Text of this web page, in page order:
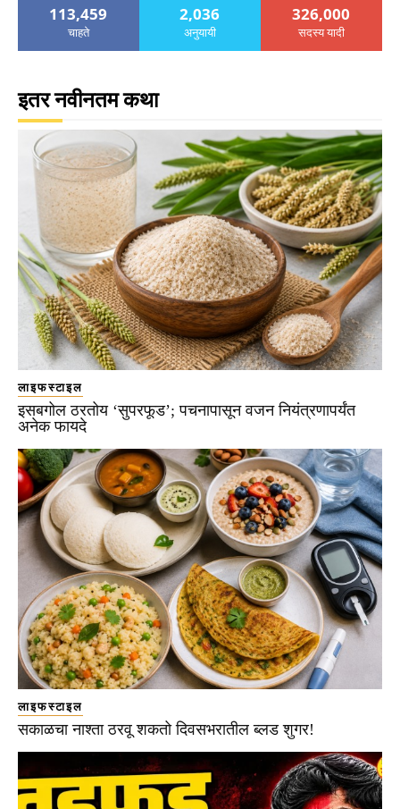
113,459
चाहते
2,036
अनुयायी
326,000
सदस्य यादी
इतर नवीनतम कथा
लाइफस्टाइल
इसबगोल ठरतोय ‘सुपरफूड’; पचनापासून वजन नियंत्रणापर्यंत
अनेक फायदे
लाइफस्टाइल
सकाळचा नाश्ता ठरवू शकतो दिवसभरातील ब्लड शुगर!